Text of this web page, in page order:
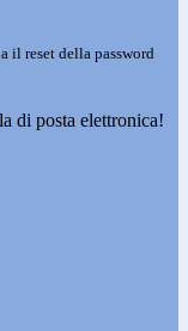
il reset della password
di posta elettronica!